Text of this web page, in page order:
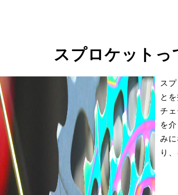
スプロケットっ
ス
と
チ
を
み
り